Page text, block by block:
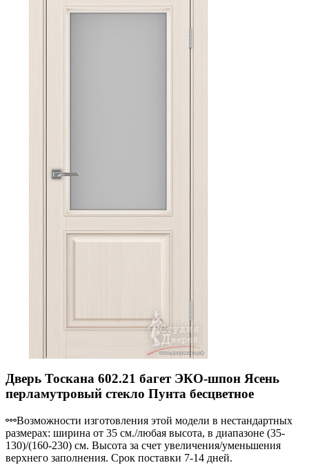
Дверь Тоскана 602.21 багет ЭКО-шпон Ясень
перламутровый стекло Пунта бесцветное
Возможности изготовления этой модели в нестандартных
размерах: ширина от 35 см./любая высота, в диапазоне (35-
130)/(160-230) см. Высота за счет увеличения/уменьшения
верхнего заполнения. Срок поставки 7-14 дней.